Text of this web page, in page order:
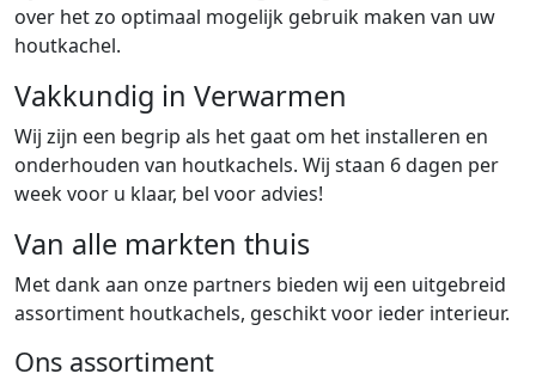
over het zo optimaal mogelijk gebruik maken van uw
houtkachel.
Vakkundig in Verwarmen
Wij zijn een begrip als het gaat om het installeren en
onderhouden van houtkachels. Wij staan 6 dagen per
week voor u klaar, bel voor advies!
Van alle markten thuis
Met dank aan onze partners bieden wij een uitgebreid
assortiment houtkachels, geschikt voor ieder interieur.
Ons assortiment